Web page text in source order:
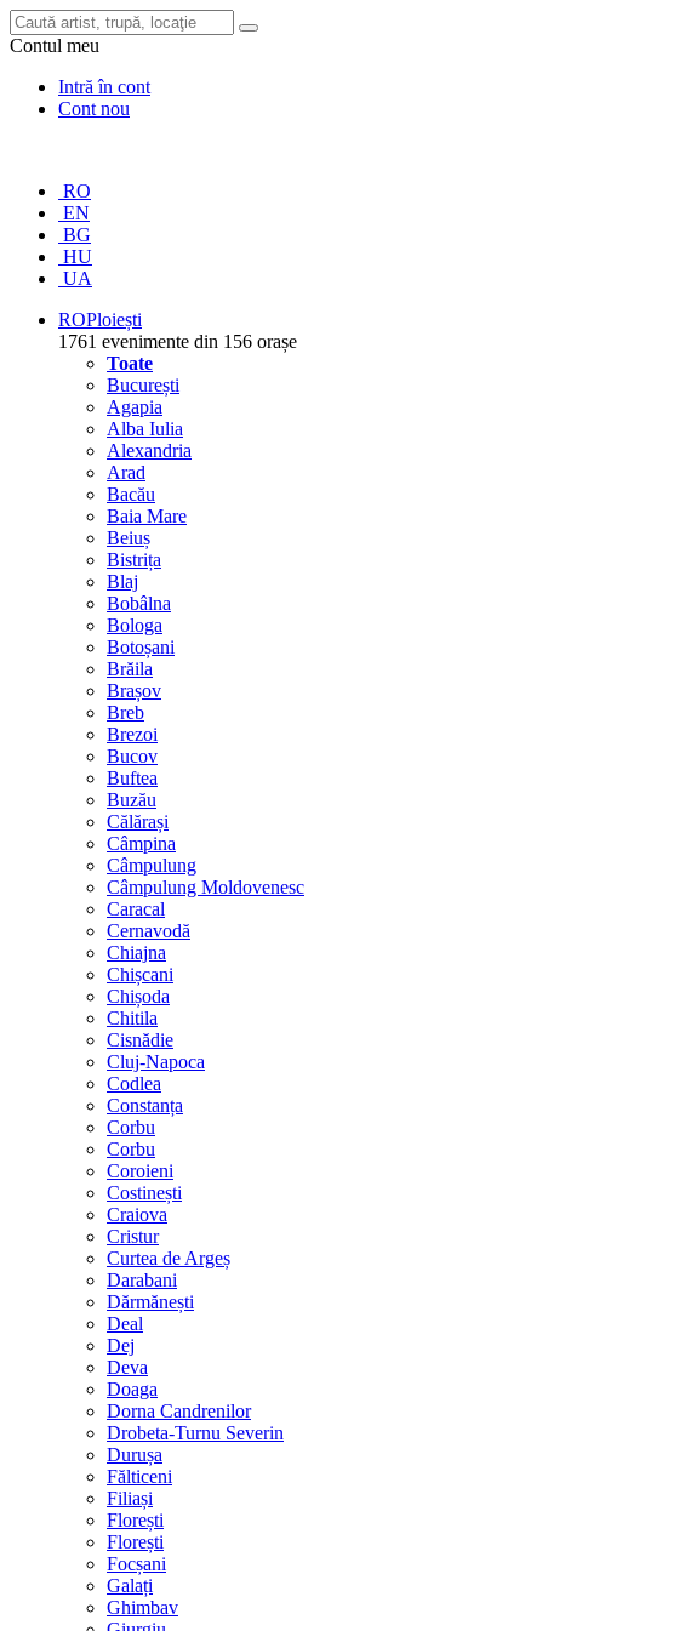
Contul meu
Intră în cont
Cont nou
RO
EN
BG
HU
UA
ROPloiești
1761 evenimente din 156 orașe
Toate
București
Agapia
Alba Iulia
Alexandria
Arad
Bacău
Baia Mare
Beiuș
Bistrița
Blaj
Bobâlna
Bologa
Botoșani
Brăila
Brașov
Breb
Brezoi
Bucov
Buftea
Buzău
Călărași
Câmpina
Câmpulung
Câmpulung Moldovenesc
Caracal
Cernavodă
Chiajna
Chișcani
Chișoda
Chitila
Cisnădie
Cluj-Napoca
Codlea
Constanța
Corbu
Corbu
Coroieni
Costinești
Craiova
Cristur
Curtea de Argeș
Darabani
Dărmănești
Deal
Dej
Deva
Doaga
Dorna Candrenilor
Drobeta-Turnu Severin
Durușa
Fălticeni
Filiași
Florești
Florești
Focșani
Galați
Ghimbav